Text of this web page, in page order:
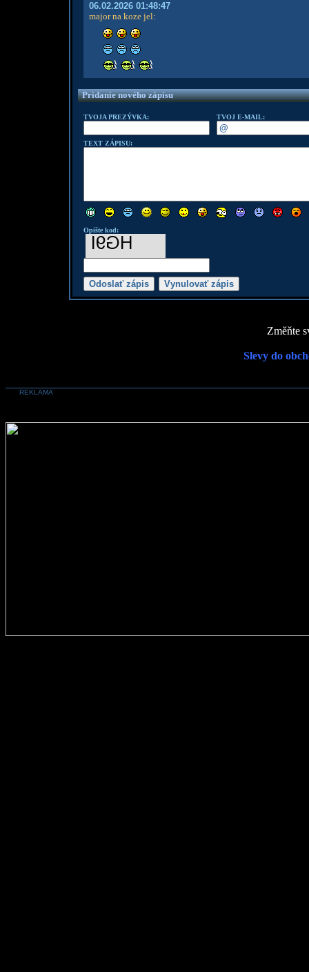
06.02.2026 01:48:47
major na koze jel:
Pridanie nového zápisu
TVOJA PREZÝVKA: TVOJ E-MAIL:
TEXT ZÁPISU:
Opište kod:
Změňte
Slevy do
REKLAMA